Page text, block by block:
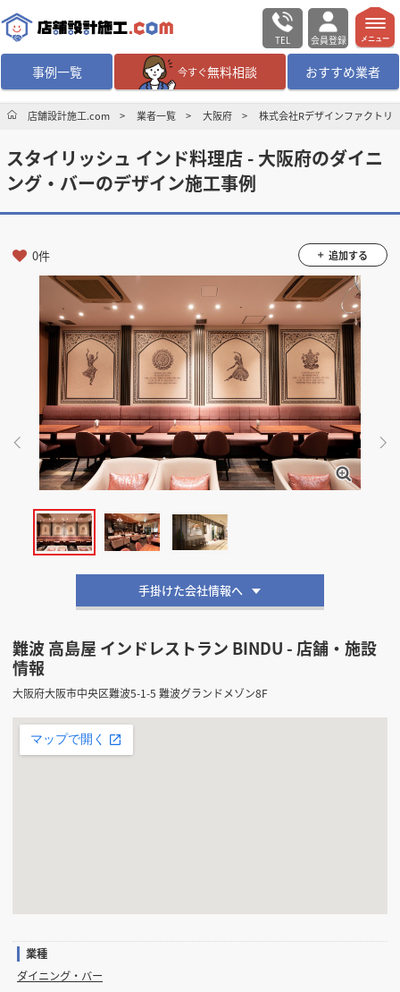
TEL 会員登録
事例一覧 今すぐ無料相談 おすすめ業者
無料相談 ログイン／会員登録
デザイン設計・施工業者を探す
店舗・商業施設の施工事例を探す
マッチング案件一覧
店舗設計施工.comとは
内装の費用相場 シミュレーター
掲載希望のデザイン設計・施工会社様へ
店舗開業・改装をご検討中の方へ
メニュー
店舗設計施工.com 業者一覧 大阪府 株式会社Rデザインファクトリ
スタイリッシュ インド料理店 - 大阪府のダイニ
ング・バーのデザイン施工事例
0件 追加する
手掛けた会社情報へ
難波 高島屋 インドレストラン BINDU - 店舗・施設
情報
大阪府大阪市中央区難波5-1-5 難波グランドメゾン8F
業種
ダイニング・バー